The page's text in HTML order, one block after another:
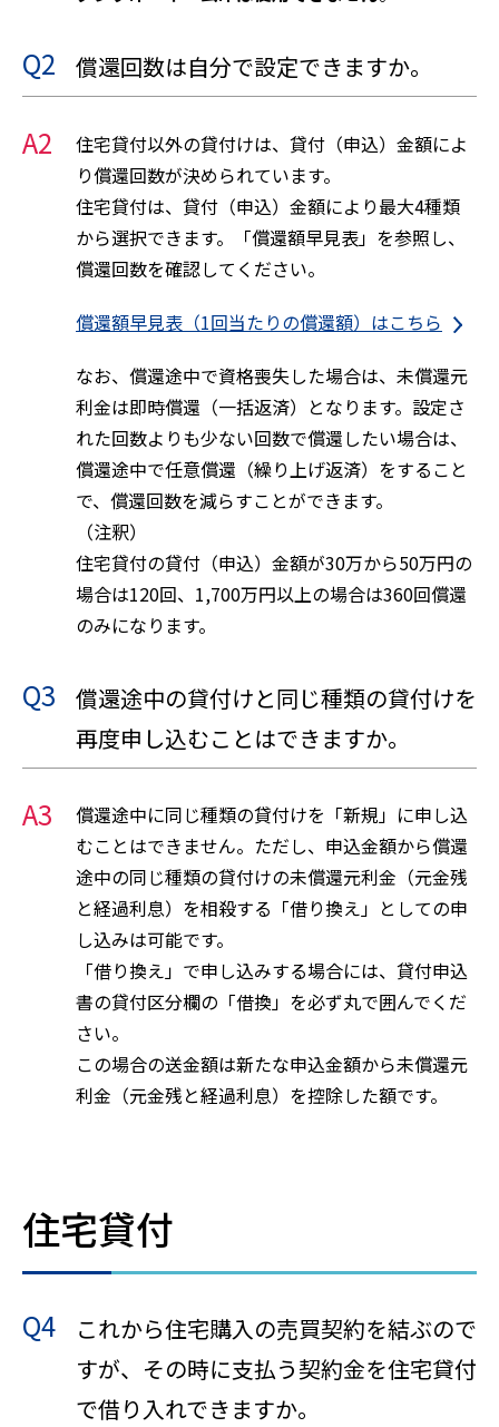
Q2 償還回数は自分で設定できますか。
A2
住宅貸付以外の貸付けは、貸付（申込）金額によ
り償還回数が決められています。
住宅貸付は、貸付（申込）金額により最大4種類
から選択できます。「償還額早見表」を参照し、
償還回数を確認してください。
償還額早見表（1回当たりの償還額）はこちら
なお、償還途中で資格喪失した場合は、未償還元
利金は即時償還（一括返済）となります。設定さ
れた回数よりも少ない回数で償還したい場合は、
償還途中で任意償還（繰り上げ返済）をすること
で、償還回数を減らすことができます。
（注釈）
住宅貸付の貸付（申込）金額が30万から50万円の
場合は120回、1,700万円以上の場合は360回償還
のみになります。
Q3
償還途中の貸付けと同じ種類の貸付けを
再度申し込むことはできますか。
A3
償還途中に同じ種類の貸付けを「新規」に申し込
むことはできません。ただし、申込金額から償還
途中の同じ種類の貸付けの未償還元利金（元金残
と経過利息）を相殺する「借り換え」としての申
し込みは可能です。
「借り換え」で申し込みする場合には、貸付申込
書の貸付区分欄の「借換」を必ず丸で囲んでくだ
さい。
この場合の送金額は新たな申込金額から未償還元
利金（元金残と経過利息）を控除した額です。
住宅貸付
Q4
これから住宅購入の売買契約を結ぶので
すが、その時に支払う契約金を住宅貸付
で借り入れできますか。